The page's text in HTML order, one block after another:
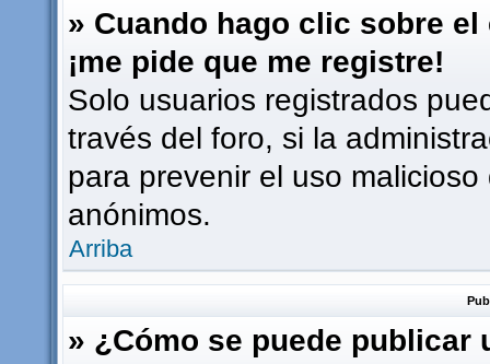
» Cuando hago clic sobre
¡me pide que me registre!
Solo usuarios registrados
través del foro, si la
para prevenir el uso
anónimos.
Arriba
» ¿Cómo se puede publicar